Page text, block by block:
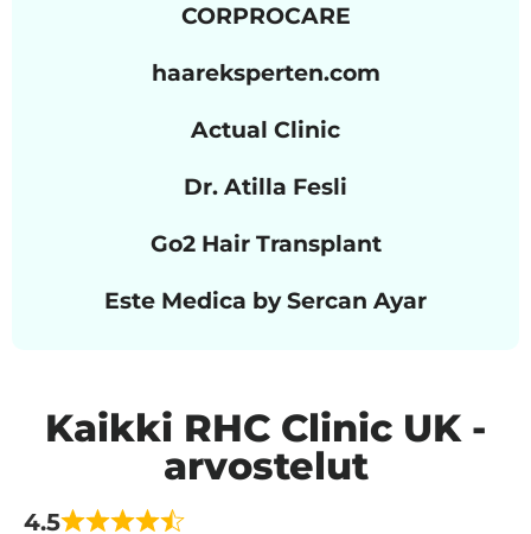
CORPROCARE
haareksperten.com
Actual Clinic
Dr. Atilla Fesli
Go2 Hair Transplant
Este Medica by Sercan Ayar
Kaikki RHC Clinic UK -
arvostelut
4.5